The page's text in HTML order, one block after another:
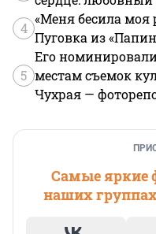
4
«Меня бесила моя
Пуговка из
5
Его
местам съемок
Чухрая —
Самые яркие
наших